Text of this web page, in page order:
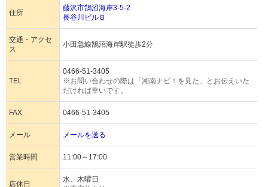
住所
藤沢市鵠沼海岸3-5-2
長谷川ビルＢ
交通・アクセ
ス
小田急線鵠沼海岸駅徒歩2分
TEL
0466-51-3405
※お問い合わせの際は「湘南ナビ！を見た」とお伝えいた
だければ幸いです。
FAX 0466-51-3405
メール メールを送る
営業時間 11:00～17:00
店休日
水、木曜日